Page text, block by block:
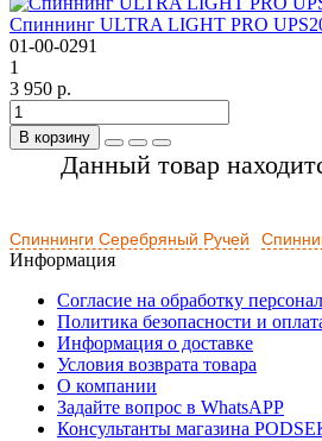
Спиннинг ULTRA LIGHT PRO
01-00-0291
1
3 950 р.
В корзину
Данный товар
Спиннинги Серебряный Ручей
Информация
Согласие на обработку
Политика безопасности и
Информация о доставке
Условия возврата товара
О компании
Задайте вопрос в WhatsAPP
Консультанты магазина